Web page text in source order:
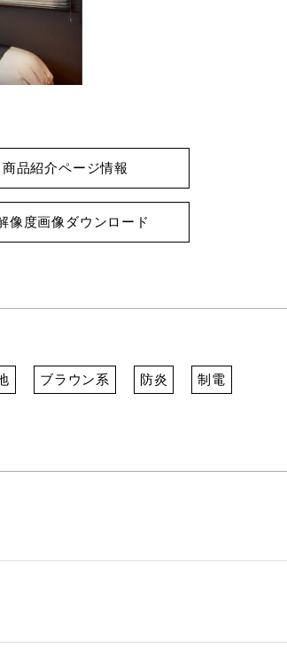
商品紹介ページ情報
像度画像ダウンロード
ブラウン系 防炎 制電